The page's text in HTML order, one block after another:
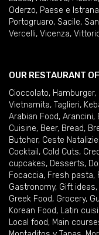
Oderzo, Paese e Istrana
Portogruaro, Sacile,
Vercelli, Vicenza,
OUR RESTAURANT
Cioccolato, Hamburger,
Vietnamita, Taglieri,
Arabian Food, Arancini,
Cuisine, Beer, Bread,
Butcher, Ceste Natalizie
Cocktail , Cold Cuts,
cupcakes, Desserts,
Focaccia, Fresh pasta,
Gastronomy, Gift ideas,
Greek Food, Grocery,
Korean Food, Latin
Local food, Main